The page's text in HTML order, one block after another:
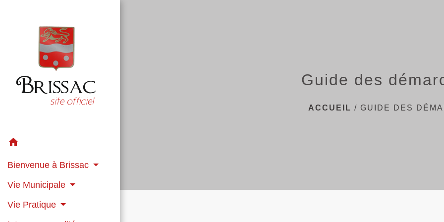
home
Bienvenue à Brissac
Vie Municipale
Vie Pratique
Guide des
ACCUEIL / GUIDE DES